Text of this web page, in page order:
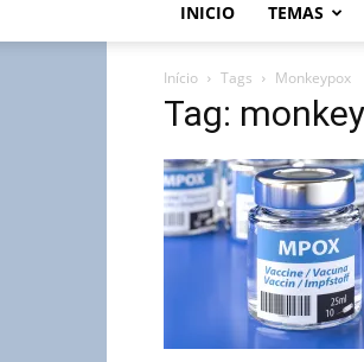
INICIO TEMAS
Início Tags Monkeypox
Tag: